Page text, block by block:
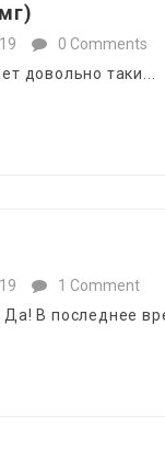
0 Comments
довольно таки...
1 Comment
В последнее